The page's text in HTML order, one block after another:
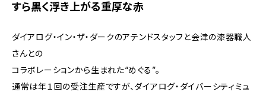
すら黒く浮き上がる重厚な赤
ダイアログ・イン・ザ・ダークのアテンドスタッフと会津の漆器職人
さんとの
コラボレーションから生まれた“めぐる”。
通常は年１回の受注生産ですが、ダイアログ・ダイバーシティミュ